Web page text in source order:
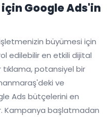
Google Ads'in
büyümesi için
edilebilir en etkili dijital
tıklama, potansiyel bir
ve
Ads bütçelerini en
Kampanya başlatmadan